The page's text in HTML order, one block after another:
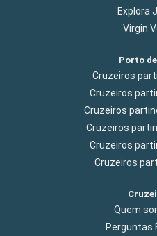
Explora
Virgin
Porto
Cruzeiros
Cruzeiros
Cruzeiros
Cruzeiros
Cruzeiros
Cruzeiros
Quem
Perguntas